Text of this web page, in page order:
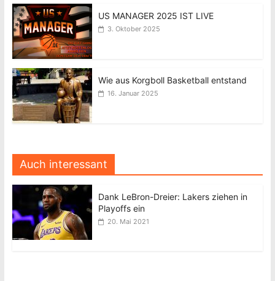
US MANAGER 2025 IST LIVE
3. Oktober 2025
Wie aus Korgboll Basketball entstand
16. Januar 2025
Auch interessant
Dank LeBron-Dreier: Lakers ziehen in
Playoffs ein
20. Mai 2021